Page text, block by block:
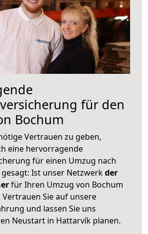
für den
Bochum
Vertrauen zu geben,
eine hervorragende
für einen Umzug nach
Ist unser Netzwerkder
für Ihren Umzug von Bochum
Sie auf unsere
und lassen Sie uns
Neustart in Hattarvík planen.